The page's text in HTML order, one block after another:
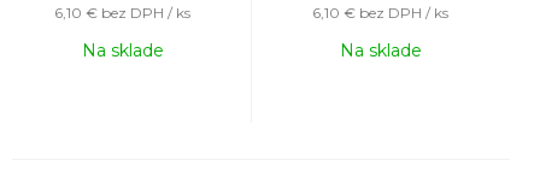
6,10 € bez DPH / ks
Na sklade
6,10 € bez DPH / ks
Na sklade